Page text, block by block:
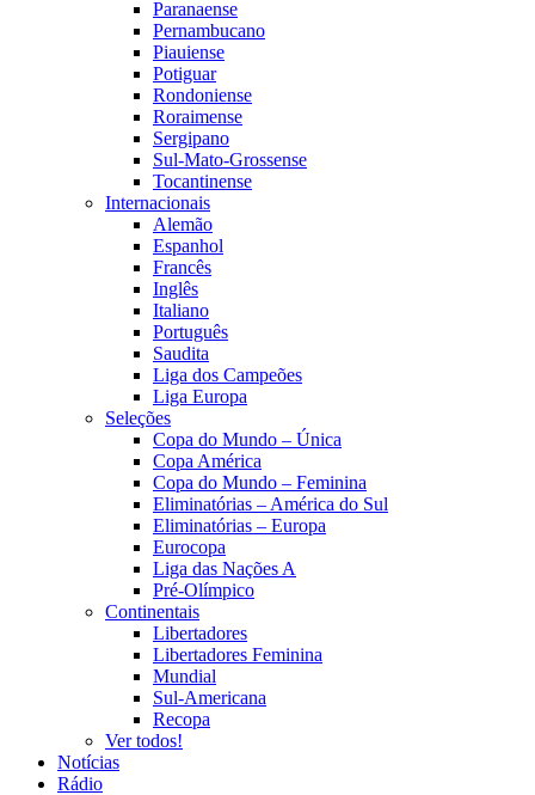
Paranaense
Pernambucano
Piauiense
Potiguar
Rondoniense
Roraimense
Sergipano
Sul-Mato-Grossense
Tocantinense
Internacionais
Alemão
Espanhol
Francês
Inglês
Italiano
Português
Saudita
Liga dos Campeões
Liga Europa
Seleções
Copa do Mundo – Única
Copa América
Copa do Mundo – Feminina
Eliminatórias – América do Sul
Eliminatórias – Europa
Eurocopa
Liga das Nações A
Pré-Olímpico
Continentais
Libertadores
Libertadores Feminina
Mundial
Sul-Americana
Recopa
Ver todos!
Notícias
Rádio